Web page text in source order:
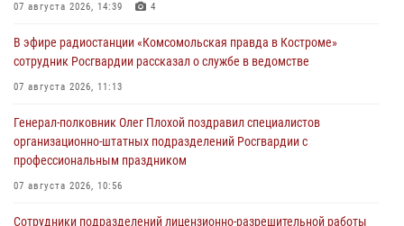
07 августа 2026, 14:39 4
В эфире радиостанции «Комсомольская правда в Костроме»
сотрудник Росгвардии рассказал о службе в ведомстве
07 августа 2026, 11:13
Генерал-полковник Олег Плохой поздравил специалистов
организационно-штатных подразделений Росгвардии с
профессиональным праздником
07 августа 2026, 10:56
Сотрудники подразделений лицензионно-разрешительной работы